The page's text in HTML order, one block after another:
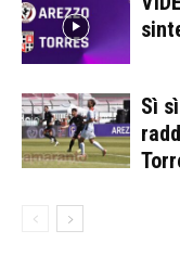
Sì